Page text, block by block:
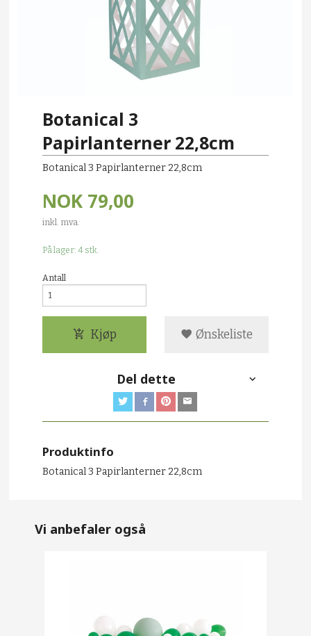
Botanical 3
Papirlanterner 22,8cm
Botanical 3 Papirlanterner 22,8cm
NOK 79,00
inkl. mva.
På lager: 4 stk.
Antall
Kjøp Ønskeliste
Del dette
Produktinfo
Botanical 3 Papirlanterner 22,8cm
Vi anbefaler også